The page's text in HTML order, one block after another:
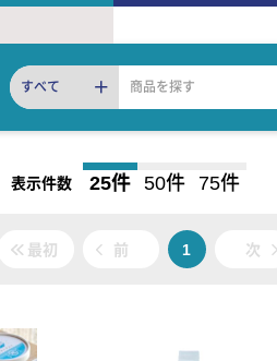
すべて
表示件数 25件 50件 75件
最初 前 1 次